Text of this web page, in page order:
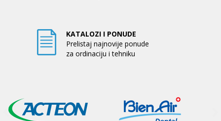
KATALOZI I PONUDE
Prelistaj najnovije ponude
za ordinaciju i tehniku